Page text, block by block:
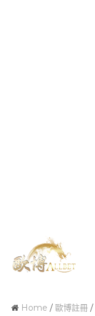
Home / 歐博註冊 /